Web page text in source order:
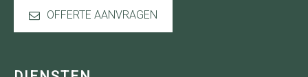
OFFERTE AANVRAGEN